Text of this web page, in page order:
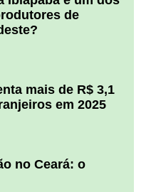
de
mais de R$ 3,1
em 2025
no Ceará: o